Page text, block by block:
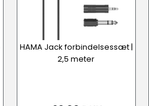
HAMA Jack forbindelsessæt |
2,5 meter